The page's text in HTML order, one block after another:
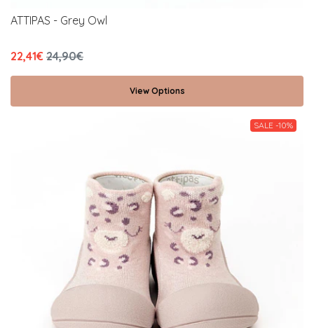
ATTIPAS - Grey Owl
22,41€ 24,90€
View Options
SALE -10%